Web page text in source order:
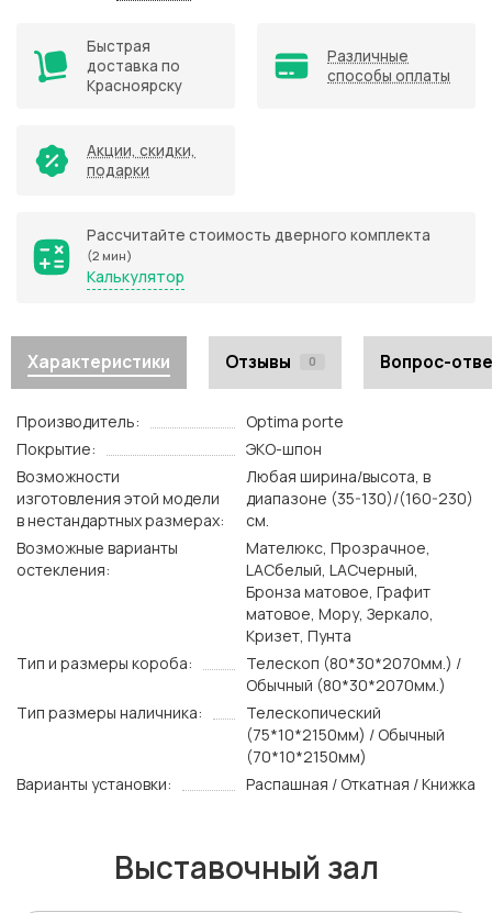
Быстрая
доставка по
Красноярску
Различные
способы оплаты
Акции, скидки,
подарки
Рассчитайте стоимость дверного комплекта
(2 мин)
Калькулятор
Характеристики Отзывы 0 Вопрос-
Производитель:
Optima porte
Покрытие:
ЭКО-шпон
Возможности
изготовления этой модели
в нестандартных размерах:
Любая ширина/высота, в
диапазоне (35-130)/(160-230)
см.
Возможные варианты
остекления:
Мателюкс, Прозрачное,
LACбелый, LACчерный,
Бронза матовое, Графит
матовое, Мору, Зеркало,
Кризет, Пунта
Тип и размеры короба:
Телескоп (80*30*2070мм.) /
Обычный (80*30*2070мм.)
Тип размеры наличника:
Телескопический
(75*10*2150мм) / Обычный
(70*10*2150мм)
Варианты установки:
Распашная / Откатная / Книжка
Выставочный зал